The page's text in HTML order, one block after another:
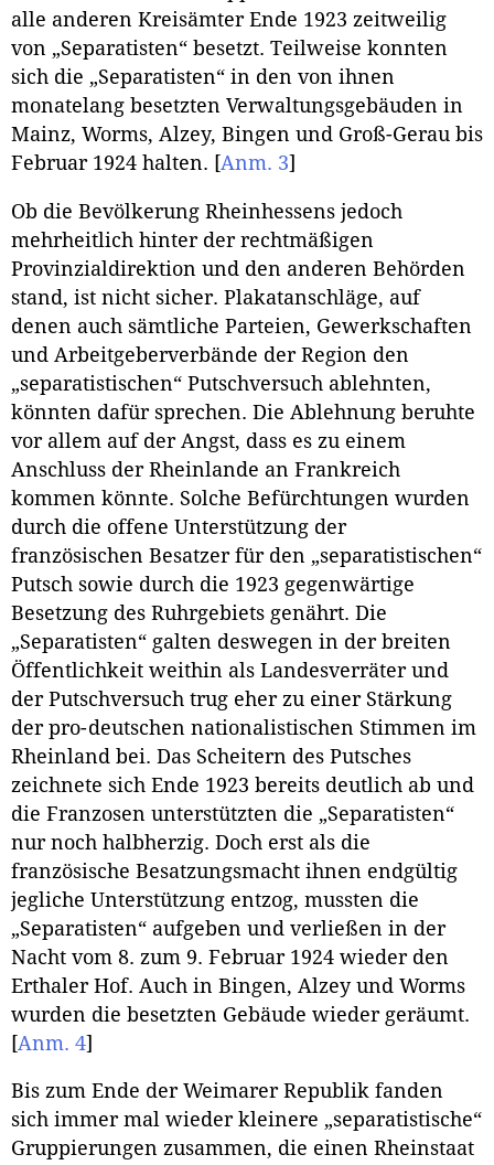
alle anderen Kreisämter Ende 1923 zeitweilig
von „Separatisten“ besetzt. Teilweise konnten
sich die „Separatisten“ in den von ihnen
monatelang besetzten Verwaltungsgebäuden in
Mainz, Worms, Alzey, Bingen und Groß-Gerau bis
Februar 1924 halten. [Anm. 3]
Ob die Bevölkerung Rheinhessens jedoch
mehrheitlich hinter der rechtmäßigen
Provinzialdirektion und den anderen Behörden
stand, ist nicht sicher. Plakatanschläge, auf
denen auch sämtliche Parteien, Gewerkschaften
und Arbeitgeberverbände der Region den
„separatistischen“ Putschversuch ablehnten,
könnten dafür sprechen. Die Ablehnung beruhte
vor allem auf der Angst, dass es zu einem
Anschluss der Rheinlande an Frankreich
kommen könnte. Solche Befürchtungen wurden
durch die offene Unterstützung der
französischen Besatzer für den „separatistischen“
Putsch sowie durch die 1923 gegenwärtige
Besetzung des Ruhrgebiets genährt. Die
„Separatisten“ galten deswegen in der breiten
Öffentlichkeit weithin als Landesverräter und
der Putschversuch trug eher zu einer Stärkung
der pro-deutschen nationalistischen Stimmen im
Rheinland bei. Das Scheitern des Putsches
zeichnete sich Ende 1923 bereits deutlich ab und
die Franzosen unterstützten die „Separatisten“
nur noch halbherzig. Doch erst als die
französische Besatzungsmacht ihnen endgültig
jegliche Unterstützung entzog, mussten die
„Separatisten“ aufgeben und verließen in der
Nacht vom 8. zum 9. Februar 1924 wieder den
Erthaler Hof. Auch in Bingen, Alzey und Worms
wurden die besetzten Gebäude wieder geräumt.
[Anm. 4]
Bis zum Ende der Weimarer Republik fanden
sich immer mal wieder kleinere „separatistische“
Gruppierungen zusammen, die einen Rheinstaat